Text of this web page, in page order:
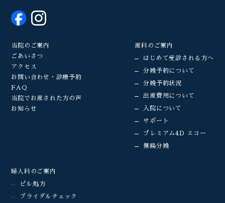
当院のご案内
ごあいさつ
アクセス
お問い合わせ・診療予約
FAQ
当院でお産された方の声
お知らせ
産科のご案内
はじめて受診される方へ
分娩予約について
分娩予約状況
出産費用について
入院について
サポート
プレミアム4D エコー
無痛分娩
婦人科のご案内
ピル処方
ブライダルチェック